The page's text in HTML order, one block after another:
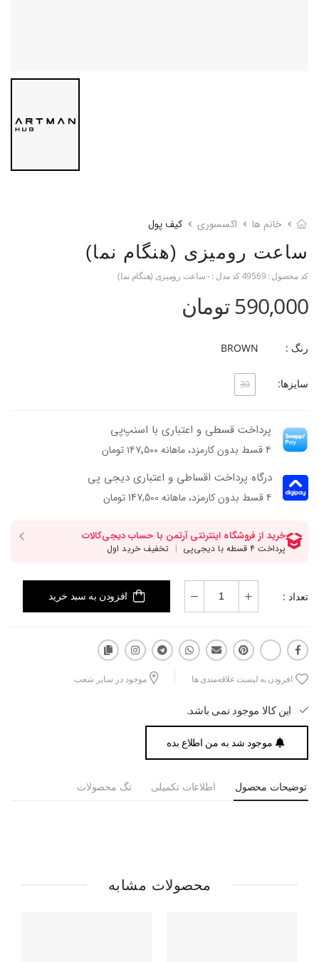
خانم ها اکسسوری کیف پول
ساعت رومیزی (هنگام نما)
کد محصول : 49569کد مدل :- ساعت رومیزی (هنگام نما)
590,000 تومان
رنگ : BROWN
سایزها: 30
پرداخت قسطی و اعتباری با اسنپ‌پی
۴ قسط بدون کارمزد، ماهانه ۱۴۷٬۵۰۰ تومان
درگاه پرداخت اقساطی و اعتباری دیجی پی
۴ قسط بدون کارمزد، ماهانه 147,500 تومان
تعداد : افزودن به سبد خرید
افزودن به لیست علاقه‌مندی ها موجود در سایر شعب
این کالا موجود نمی باشد.
موجود شد به من اطلاع بده
توضیحات محصول اطلاعات تکمیلی تگ محصولات
محصولات مشابه